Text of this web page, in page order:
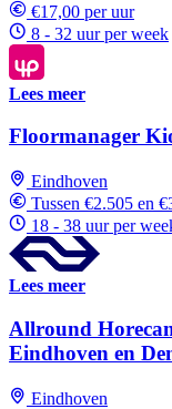
€17,00 per uur
8 - 32 uur per week
Lees meer
Floormanager
Eindhoven
Tussen €2.505 en
18 - 38 uur per
Lees meer
Allround
Eindhoven en
Eindhoven